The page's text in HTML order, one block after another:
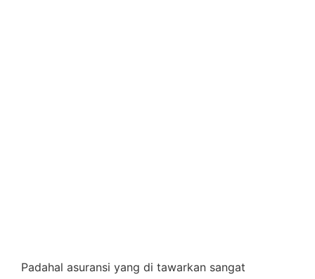
Padahal asuransi yang di tawarkan sangat